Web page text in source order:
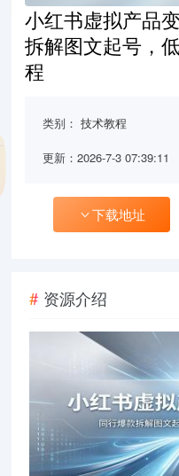
小红书虚拟产品
拆解图文起号，
程
类别：技术教程
更新：2026-7-3 07:39:11
下载地址
资源介绍